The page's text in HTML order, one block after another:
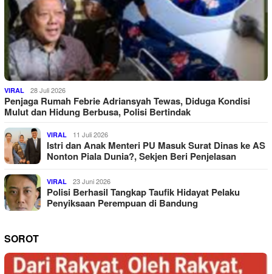
VIRAL 28 Juli 2026
Penjaga Rumah Febrie Adriansyah Tewas, Diduga Kondisi
Mulut dan Hidung Berbusa, Polisi Bertindak
VIRAL 11 Juli 2026
Istri dan Anak Menteri PU Masuk Surat Dinas ke AS
Nonton Piala Dunia?, Sekjen Beri Penjelasan
VIRAL 23 Juni 2026
Polisi Berhasil Tangkap Taufik Hidayat Pelaku
Penyiksaan Perempuan di Bandung
SOROT